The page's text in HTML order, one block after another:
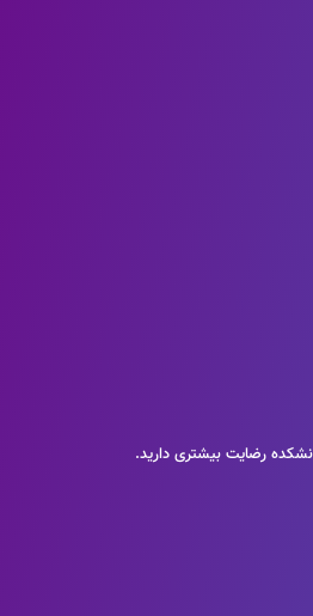
رضایت بیشتری دارید.